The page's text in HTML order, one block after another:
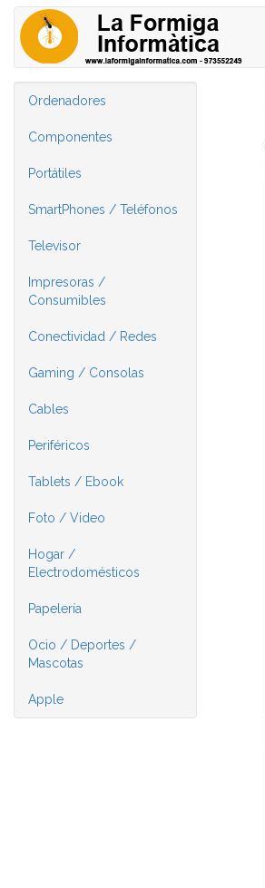
Ordenadores
Componentes
Portátiles
SmartPhones / Teléfonos
Televisor
Impresoras /
Consumibles
Conectividad / Redes
Gaming / Consolas
Cables
Periféricos
Tablets / Ebook
Foto / Video
Hogar /
Electrodomésticos
Papelería
Ocio / Deportes /
Mascotas
Apple